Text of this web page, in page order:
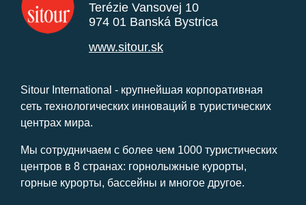
Terézie Vansovej 10
974 01 Banská Bystrica
www.sitour.sk
Sitour International - крупнейшая корпоративная
сеть технологических инноваций в туристических
центрах мира.
Мы сотрудничаем с более чем 1000 туристических
центров в 8 странах: горнолыжные курорты,
горные курорты, бассейны и многое другое.